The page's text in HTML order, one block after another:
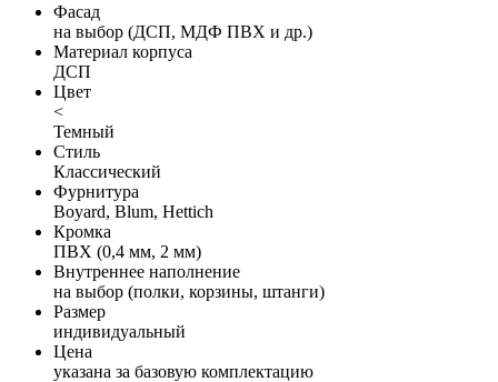
Фасад
на выбор (ДСП, МДФ ПВХ и др.)
Материал корпуса
ДСП
Цвет
<
Темный
Стиль
Классический
Фурнитура
Boyard, Blum, Hettich
Кромка
ПВХ (0,4 мм, 2 мм)
Внутреннее наполнение
на выбор (полки, корзины, штанги)
Размер
индивидуальный
Цена
указана за базовую комплектацию